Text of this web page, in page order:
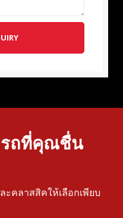
ถที่คุณชื่น
คลาสสิคให้เลือกเพียบ